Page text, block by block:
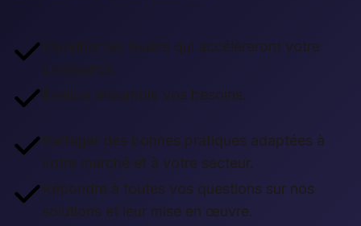
Identifier les leviers qui accélèreront votre
croissance.
Évaluer ensemble vos besoins.
Partager des bonnes pratiques adaptées à
votre marché et à votre secteur.
Répondre à toutes vos questions sur nos
solutions et leur mise en œuvre.